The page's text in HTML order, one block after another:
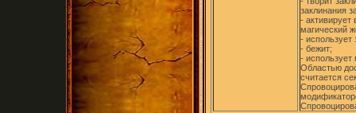
заклинания
-
магический
- использует
- бежит;
-
Областью
считается